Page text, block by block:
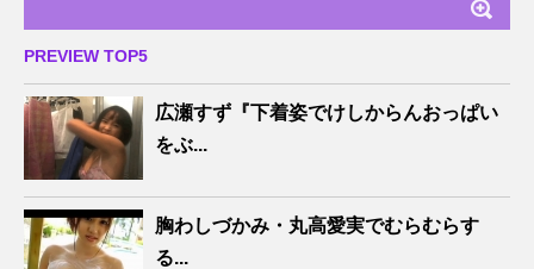
PREVIEW TOP5
広瀬すず『下着姿でけしからんおっぱい
をぶ...
胸わしづかみ・丸高愛実でむらむらす
る...